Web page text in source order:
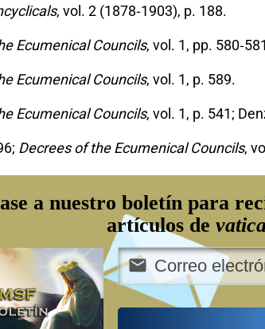
, vol. 2 (1878‐1903), p. 188.
Ecumenical Councils, vol. 1, pp.
Ecumenical Councils, vol. 1, p. 589.
Ecumenical Councils, vol. 1, p. 541;
Decrees of the Ecumenical Councils,
a nuestro boletín para
artículos de